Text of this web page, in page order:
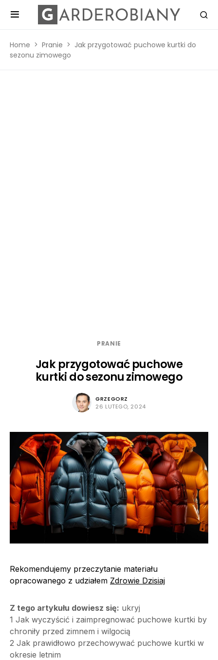
Home Pranie
Jak przygotować puchowe kurtki do
sezonu zimowego
PRANIE
Jak przygotować puchowe
kurtki do sezonu zimowego
GRZEGORZ
26 LUTEGO, 2024
Rekomendujemy przeczytanie materiału
opracowanego z udziałem Zdrowie Dzisiaj
Z tego artykułu dowiesz się: ukryj
1 Jak wyczyścić i zaimpregnować puchowe kurtki by
chroniły przed zimnem i wilgocią
2 Jak prawidłowo przechowywać puchowe kurtki w
okresie letnim